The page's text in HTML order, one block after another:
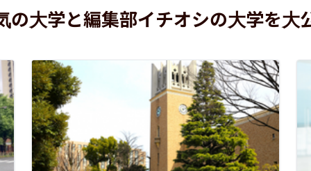
の大学と編集部イチオシの大学を大